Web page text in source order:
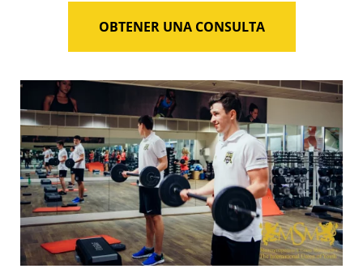
OBTENER UNA CONSULTA